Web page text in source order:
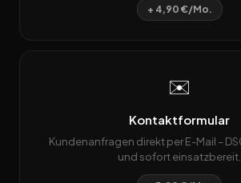
+ 4,90 €/Mo.
✉️
Kontaktformular
Kundenanfragen direkt per E-Mail –
und sofort einsatzbereit.